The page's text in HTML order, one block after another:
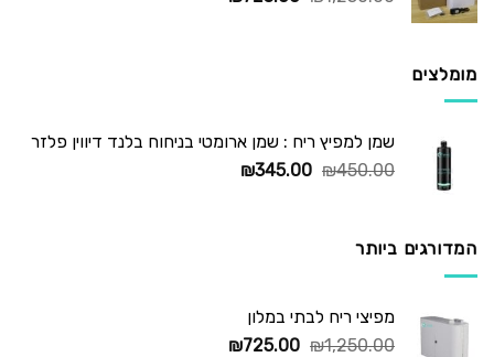
מומלצים
שמן למפיץ ריח : שמן ארומטי בניחוח בלנד דיווין פלזר
₪450.00
המחיר
₪345.00
המחיר
המדורגים ביותר
מפיצי ריח לבתי במלון
₪1,250.00
המחיר
₪725.00
המחיר